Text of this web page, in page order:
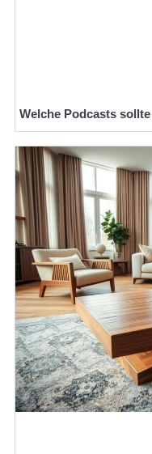
Welche Podcasts